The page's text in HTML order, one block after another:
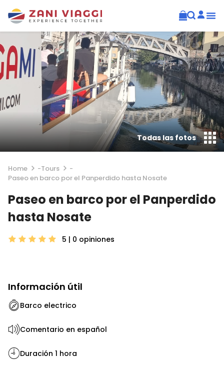
Home -Tours
-
Paseo en barco por el Panperdido hasta Nosate
Paseo en barco por el Panperdido
hasta Nosate
5 | 0 opiniones
Todas las fotos
Información útil
Barco electrico
Comentario en español
Duración 1 hora